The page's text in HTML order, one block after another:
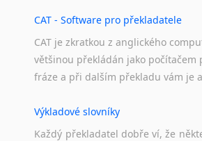
CAT - Software pro překladatele
CAT je zkratkou z anglického
většinou překládán jako
fráze a při dalším překladu vám je
Výkladové slovníky
Každý překladatel dobře ví, že